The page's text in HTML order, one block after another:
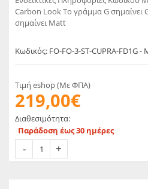
Carbon Look Το γράμμα G σημαίνει
σημαίνει Matt
Κωδικός: FO-FO-3-ST-CUPRA-FD1G
Τιμή eshop (Με ΦΠΑ)
219,00€
Διαθεσιμότητα:
Παράδοση έως 30 ημέρες